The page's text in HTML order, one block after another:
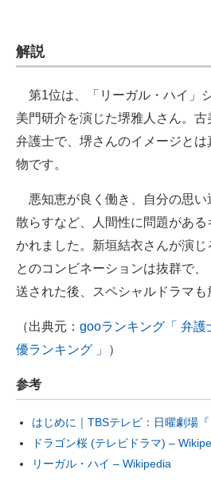
解説
第1位は、「リーガル・ハイ」
美門研介を演じた堺雅人さん。
弁護士で、堺さんのイメージとは
物です。
悪知恵が良く働き、自分の思い
散らすなど、人間性に問題があ
かれました。新垣結衣さんが演
とのコンビネーションは抜群で
送された後、スペシャルドラマも
（出典元： gooランキング「 弁
優ランキング 」
）
参考
はじめに｜TBSテレビ：日曜劇場『
ドラゴン桜 (テレビドラマ) –
リーガル・ハイ – Wikipedia